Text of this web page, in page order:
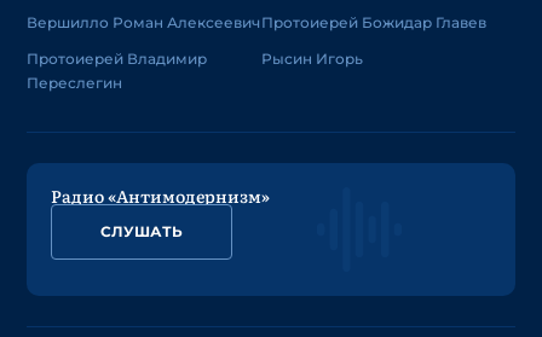
Вершилло Роман Алексеевич
Протоиерей Владимир
Переслегин
Протоиерей Божидар Главев
Рысин Игорь
Радио «Антимодернизм»
СЛУШАТЬ